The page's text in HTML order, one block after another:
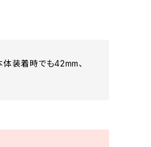
装着時でも42mm、